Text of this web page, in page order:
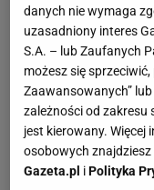
danych nie wymaga
uzasadniony interes
S.A. – lub Zaufanych
możesz się
Zaawansowanych”
zależności od zakresu
jest kierowany.
osobowych
Gazeta.pl iPolityka